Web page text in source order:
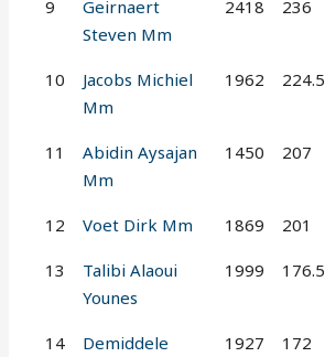
9
Geirnaert
Steven Mm
2418 236
10
Jacobs Michiel
Mm
1962 224.5
11
Abidin Aysajan
Mm
1450 207
12 Voet Dirk Mm 1869 201
13
Talibi Alaoui
Younes
1999 176.5
14
Demiddele
1927 172